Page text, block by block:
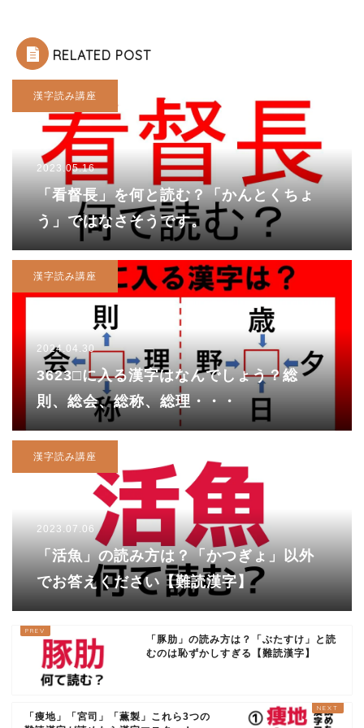
RELATED POST
漢字読み講座
2023.05.16
「看督長」を何と読む？「かんとくちょ
う」ではなさそうです。
漢字読み講座
2024.04.30
3623□に入る漢字はなんでしょう？総
則、総会、総称、総理・・・
漢字読み講座
2023.07.06
「活魚」の読み方は？「かつぎょ」以外
でお答えください【難読漢字】
「豚肋」の読み方は？「ぶたすけ」と読
むのは恥ずかしすぎる【難読漢字】
「痩地」「宮司」「薫製」これら3つの